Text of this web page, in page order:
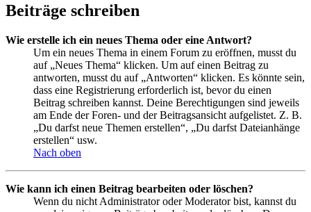
Beiträge schreiben
Wie erstelle ich ein neues Thema oder eine Antwort?
Um ein neues Thema in einem Forum zu eröffnen, musst du
auf „Neues Thema“ klicken. Um auf einen Beitrag zu
antworten, musst du auf „Antworten“ klicken. Es könnte sein,
dass eine Registrierung erforderlich ist, bevor du einen
Beitrag schreiben kannst. Deine Berechtigungen sind jeweils
am Ende der Foren- und der Beitragsansicht aufgelistet. Z. B.
„Du darfst neue Themen erstellen“, „Du darfst Dateianhänge
erstellen“ usw.
Nach oben
Wie kann ich einen Beitrag bearbeiten oder löschen?
Wenn du nicht Administrator oder Moderator bist, kannst du